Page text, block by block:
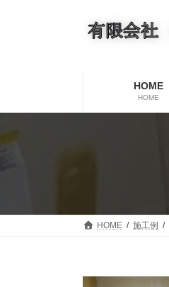
キ
に
HOME
HOME
HOME 施工例